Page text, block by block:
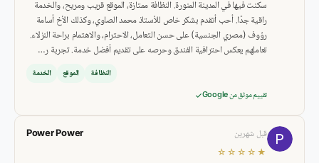
سكنت فيها في المدينة المنورة. النظافة ممتازة، الموقع قريب ومريح، والخدمة
راقية جدًا. أحب أتقدم بشكر خاص للأستاذ محمد الصاوي، وكذلك الأخ أسامة
رؤوف (مصري الجنسية) على حسن التعامل، الاحترام، والاهتمام براحة النزلاء.
تعاملهم يعكس احترافية الفندق وحرصه على تقديم أفضل خدمة. تجربة ر…
الخدمة الموقع
النظافة
تقييم موثق من Google
Power Power
قبل شهرين
★☆☆☆☆